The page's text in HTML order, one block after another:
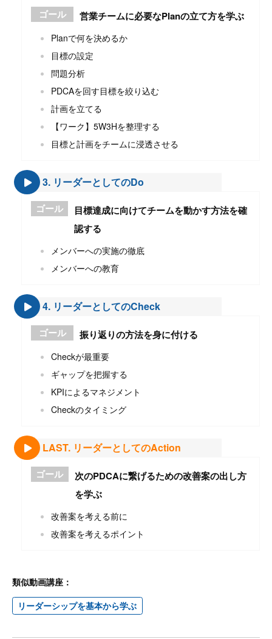
ゴール 営業チームに必要なPlanの立て方を学ぶ
Planで何を決めるか
目標の設定
問題分析
PDCAを回す目標を絞り込む
計画を立てる
【ワーク】5W3Hを整理する
目標と計画をチームに浸透させる
3. リーダーとしてのDo
ゴール
目標達成に向けてチームを動かす方法を確
認する
メンバーへの実施の徹底
メンバーへの教育
4. リーダーとしてのCheck
ゴール 振り返りの方法を身に付ける
Checkが最重要
ギャップを把握する
KPIによるマネジメント
Checkのタイミング
LAST. リーダーとしてのAction
ゴール
次のPDCAに繋げるための改善案の出し方
を学ぶ
改善案を考える前に
改善案を考えるポイント
類似動画講座：
リーダーシップを基本から学ぶ